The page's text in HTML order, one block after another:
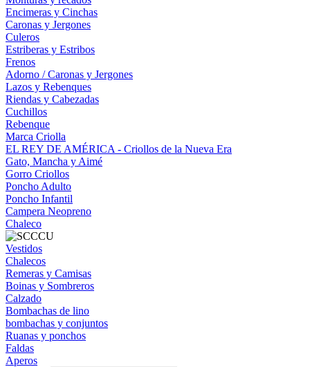
Encimeras y Cinchas
Caronas y Jergones
Culeros
Estriberas y Estribos
Frenos
Adorno / Caronas y Jergones
Lazos y Rebenques
Riendas y Cabezadas
Cuchillos
Rebenque
Marca Criolla
EL REY DE AMÉRICA - Criollos de la Nueva Era
Gato, Mancha y Aimé
Gorro Criollos
Poncho Adulto
Poncho Infantil
Campera Neopreno
Chaleco
Vestidos
Chalecos
Remeras y Camisas
Boinas y Sombreros
Calzado
Bombachas de lino
bombachas y conjuntos
Ruanas y ponchos
Faldas
Aperos